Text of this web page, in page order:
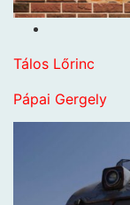
Tálos Lőrinc
Pápai Gergely